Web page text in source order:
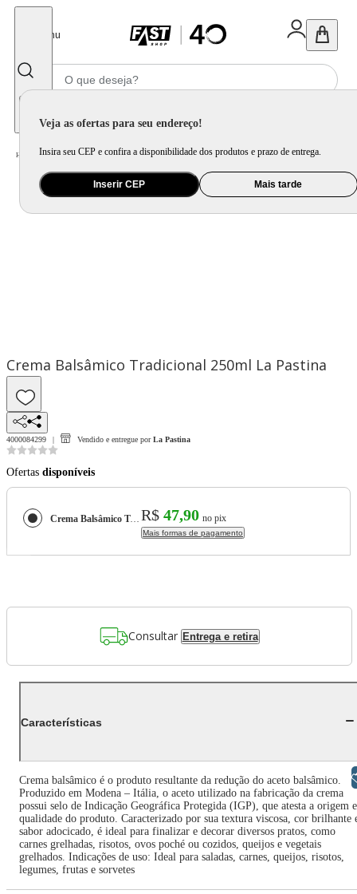
Menu
Veja as ofertas para seu endereço!
Insira seu CEP e confira a disponibilidade dos produtos e prazo de entrega.
Inserir CEP Mais tarde
Home Mercado / Alimentos / Massa e Molho
Crema Balsâmico Tradicional 250ml La Pastina
4000084299 Vendido e entregue por La Pastina
Ofertas disponíveis
Crema Balsâmico Tradicional 250ml La Pastina R$ 47,90 no pix
Mais formas de pagamento
Consultar Entrega e retira
Características
Crema balsâmico é o produto resultante da redução do aceto balsâmico.
Produzido em Modena – Itália, o aceto utilizado na fabricação da crema
possui selo de Indicação Geográfica Protegida (IGP), que atesta a origem e
qualidade do produto. Caracterizado por sua textura viscosa, cor brilhante
sabor adocicado, é ideal para finalizar e decorar diversos pratos, como
carnes grelhadas, risotos, ovos poché ou cozidos, queijos e vegetais
grelhados. Indicações de uso: Ideal para saladas, carnes, queijos, risotos,
legumes, frutas e sorvetes
Libras